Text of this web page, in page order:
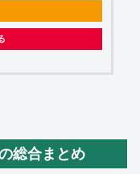
総合まとめ